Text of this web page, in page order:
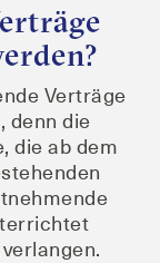
Ver­trä­ge
denn die
die ab dem